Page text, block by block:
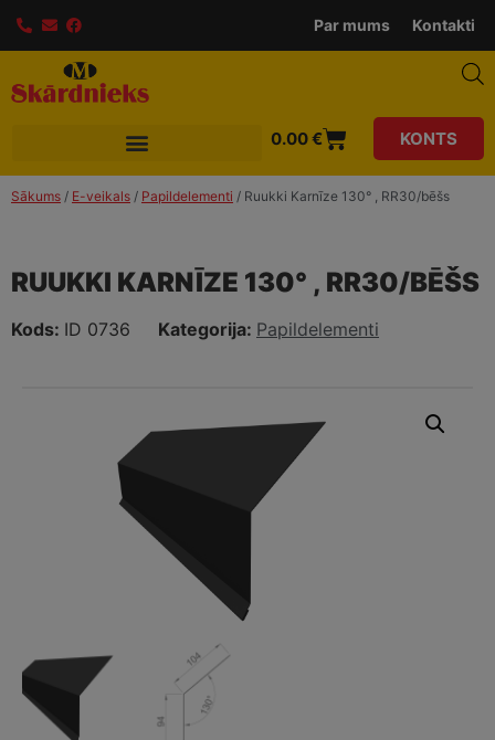
Par mums Kontakti
0.00€ KONTS
Sākums / E-veikals / Papildelementi / Ruukki Karnīze 130° , RR30/bēšs
RUUKKI KARNĪZE 130° , RR30/BĒŠS
Kods: ID 0736 Kategorija: Papildelementi